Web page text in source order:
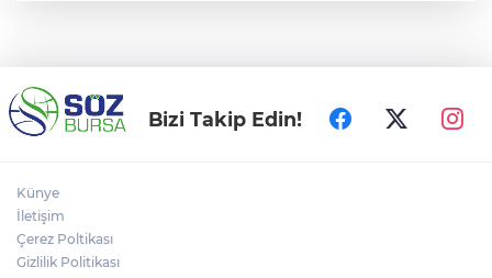
Bizi Takip Edin!
Künye
İletişim
Çerez Poltikası
Gizlilik Politikası